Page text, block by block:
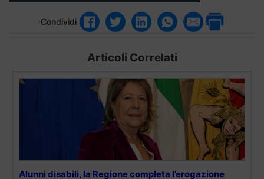
Condividi
Articoli Correlati
Alunni disabili, la Regione completa l’erogazione